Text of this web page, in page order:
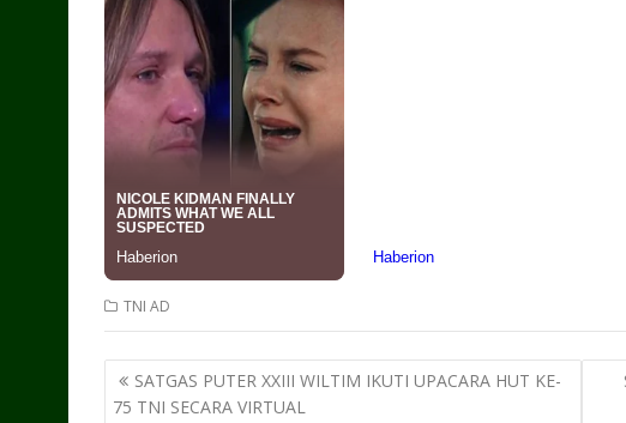
TNI AD
Post
navigation
SATGAS PUTER XXIII WILTIM IKUTI UPACARA HUT KE-
75 TNI SECARA VIRTUAL